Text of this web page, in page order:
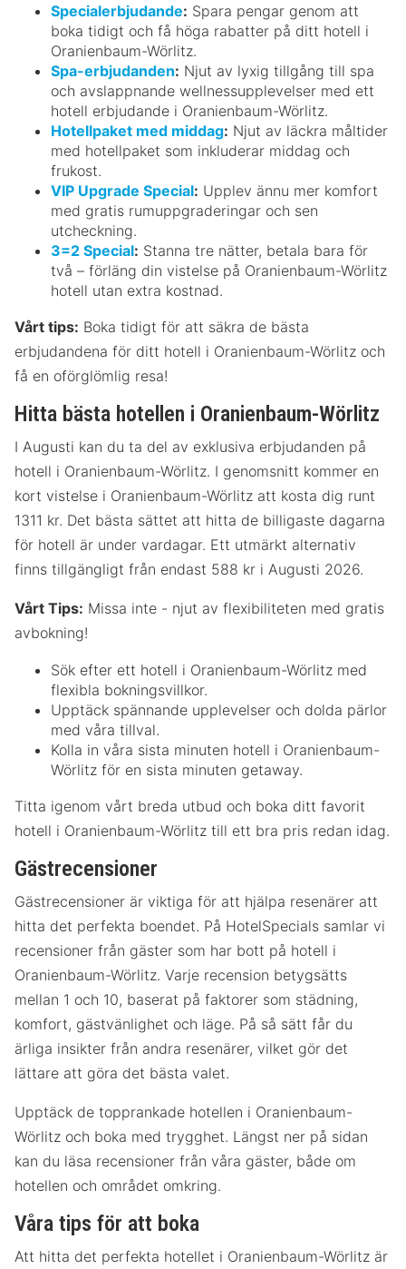
Specialerbjudande: Spara pengar genom att
boka tidigt och få höga rabatter på ditt hotell i
Oranienbaum-Wörlitz.
Spa-erbjudanden: Njut av lyxig tillgång till spa
och avslappnande wellnessupplevelser med ett
hotell erbjudande i Oranienbaum-Wörlitz.
Hotellpaket med middag: Njut av läckra måltider
med hotellpaket som inkluderar middag och
frukost.
VIP Upgrade Special: Upplev ännu mer komfort
med gratis rumuppgraderingar och sen
utcheckning.
3=2 Special: Stanna tre nätter, betala bara för
två – förläng din vistelse på Oranienbaum-Wörlitz
hotell utan extra kostnad.
Vårt tips: Boka tidigt för att säkra de bästa
erbjudandena för ditt hotell i Oranienbaum-Wörlitz och
få en oförglömlig resa!
Hitta bästa hotellen i Oranienbaum-Wörlitz
I Augusti kan du ta del av exklusiva erbjudanden på
hotell i Oranienbaum-Wörlitz. I genomsnitt kommer en
kort vistelse i Oranienbaum-Wörlitz att kosta dig runt
1311 kr. Det bästa sättet att hitta de billigaste dagarna
för hotell är under vardagar. Ett utmärkt alternativ
finns tillgängligt från endast 588 kr i Augusti 2026.
Vårt Tips: Missa inte - njut av flexibiliteten med gratis
avbokning!
Sök efter ett hotell i Oranienbaum-Wörlitz med
flexibla bokningsvillkor.
Upptäck spännande upplevelser och dolda pärlor
med våra tillval.
Kolla in våra sista minuten hotell i Oranienbaum-
Wörlitz för en sista minuten getaway.
Titta igenom vårt breda utbud och boka ditt favorit
hotell i Oranienbaum-Wörlitz till ett bra pris redan idag.
Gästrecensioner
Gästrecensioner är viktiga för att hjälpa resenärer att
hitta det perfekta boendet. På HotelSpecials samlar vi
recensioner från gäster som har bott på hotell i
Oranienbaum-Wörlitz. Varje recension betygsätts
mellan 1 och 10, baserat på faktorer som städning,
komfort, gästvänlighet och läge. På så sätt får du
ärliga insikter från andra resenärer, vilket gör det
lättare att göra det bästa valet.
Upptäck de topprankade hotellen i Oranienbaum-
Wörlitz och boka med trygghet. Längst ner på sidan
kan du läsa recensioner från våra gäster, både om
hotellen och området omkring.
Våra tips för att boka
Att hitta det perfekta hotellet i Oranienbaum-Wörlitz är